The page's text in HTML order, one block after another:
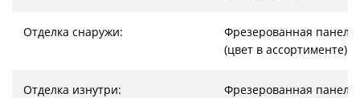
Отделка снаружи:
Фрезерованная
(цвет в ассортименте)
Отделка изнутри:
Фрезерованная